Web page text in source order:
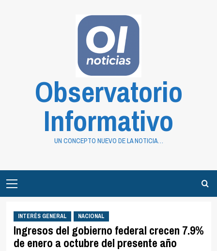
Observatorio
Informativo
UN CONCEPTO NUEVO DE LA NOTICIA…
Menu
INTERÉS GENERAL NACIONAL
Ingresos del gobierno federal crecen 7.9%
de enero a octubre del presente año